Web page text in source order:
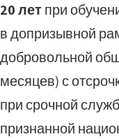
20 летпри
в допризывной
добровольной
месяцев) с
при срочной
признанной